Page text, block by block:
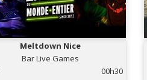
Meltdown Nice
Bar Live Games
00h30